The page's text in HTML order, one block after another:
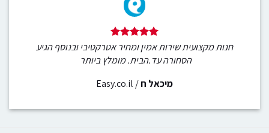
חנות מקצועית שירות אמין ומחיר אטרקטיבי ובנוסף הגיע
הסחורה עד.הבית. מומלץ ביותר
מיכאל ח/
Easy.co.il